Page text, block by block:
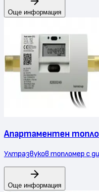
Още информация
Апартаментен
Ултразвуков топломер с
Още информация